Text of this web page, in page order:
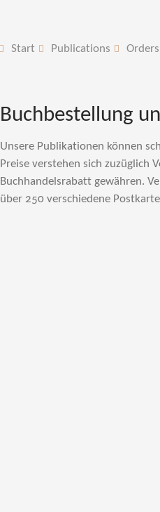
Start Publications Orders
Buchbestellung
Unsere Publikationen können
Preise verstehen sich zuzüglich
Buchhandelsrabatt gewähren.
über 250 verschiedene